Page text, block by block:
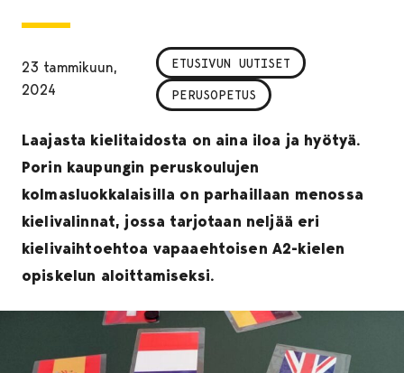
23 tammikuun,
2024
ETUSIVUN UUTISET
PERUSOPETUS
Laajasta kielitaidosta on aina iloa ja hyötyä.
Porin kaupungin peruskoulujen
kolmasluokkalaisilla on parhaillaan menossa
kielivalinnat, jossa tarjotaan neljää eri
kielivaihtoehtoa vapaaehtoisen A2-kielen
opiskelun aloittamiseksi.